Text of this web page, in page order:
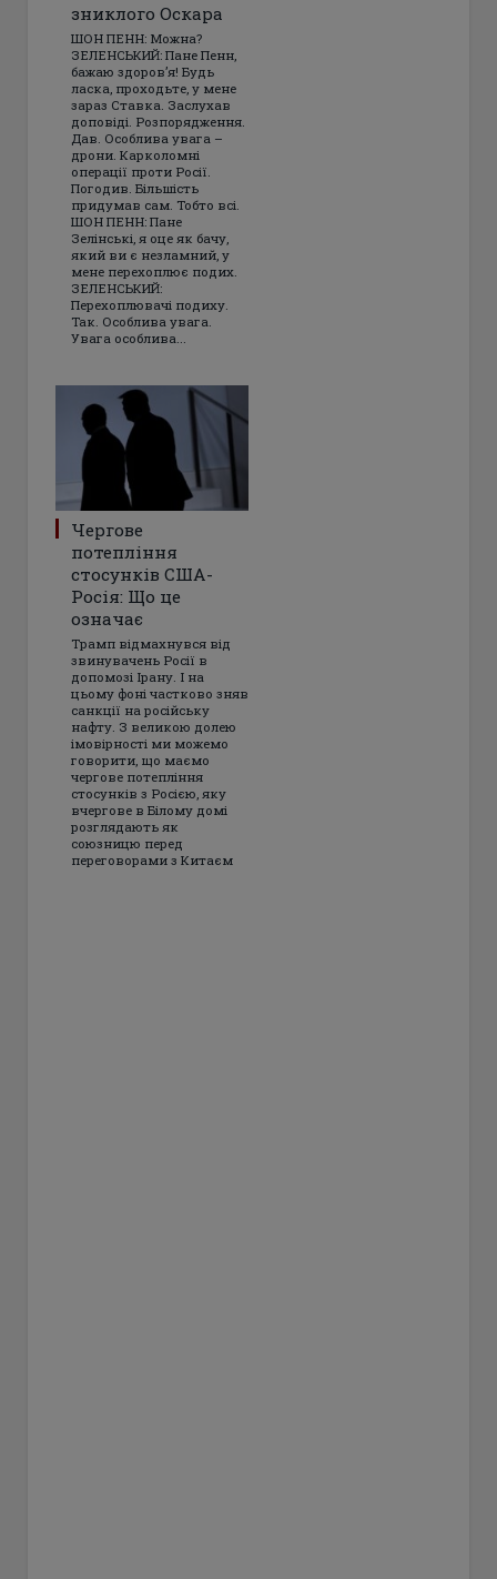
зниклого Оскара
ШОН ПЕНН: Можна?
ЗЕЛЕНСЬКИЙ: Пане Пенн,
бажаю здоров’я! Будь
ласка, проходьте, у мене
зараз Ставка. Заслухав
доповіді. Розпорядження.
Дав. Особлива увага –
дрони. Карколомні
операції проти Росії.
Погодив. Більшість
придумав сам. Тобто всі.
ШОН ПЕНН: Пане
Зелінські, я оце як бачу,
який ви є незламний, у
мене перехоплює подих.
ЗЕЛЕНСЬКИЙ:
Перехоплювачі подиху.
Так. Особлива увага.
Увага особлива...
Чергове
потепління
стосунків США-
Росія: Що це
означає
Трамп відмахнувся від
звинувачень Росії в
допомозі Ірану. І на
цьому фоні частково зняв
санкції на російську
нафту. З великою долею
імовірності ми можемо
говорити, що маємо
чергове потепління
стосунків з Росією, яку
вчергове в Білому домі
розглядають як
союзницю перед
переговорами з Китаєм